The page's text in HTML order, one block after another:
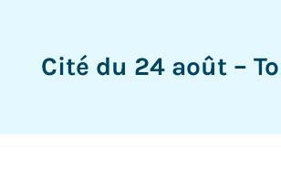
Cité du 24 août –